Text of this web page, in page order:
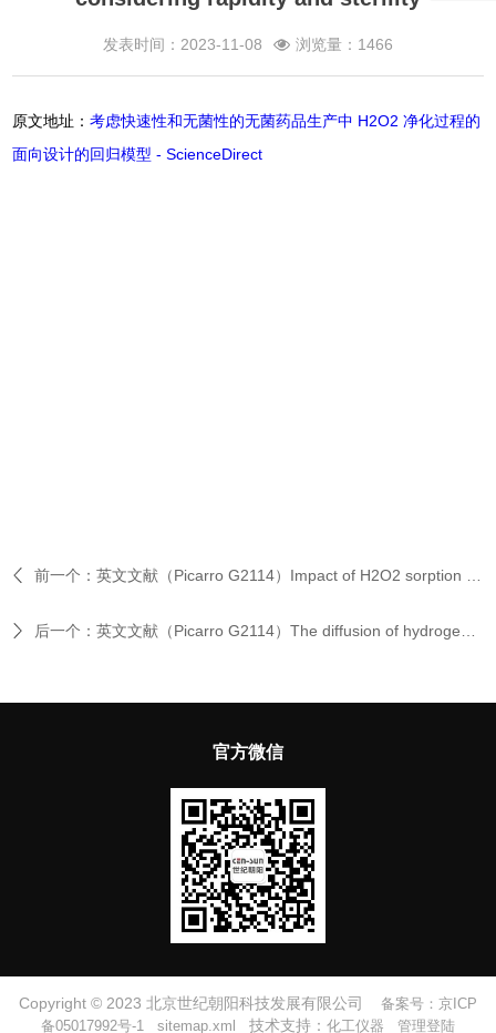
发表时间：2023-11-08 浏览量：1466
原文地址：考虑快速性和无菌性的无菌药品生产中 H2O2 净化过程的
面向设计的回归模型 - ScienceDirect
前一个：英文文献（Picarro G2114）Impact of H2O2 sorption by polymers on the duration of aeration in pharmaceutical decontamination
后一个：英文文献（Picarro G2114）The diffusion of hydrogen peroxide into the liquid product during filling operations inside vaporous hydrogen peroxide–sterilized isolators can be predicted by a …
官方微信
Copyright © 2023 北京世纪朝阳科技发展有限公司 备案号：京ICP
备05017992号-1
sitemap.xml 技术支持： 化工仪器 管理登陆